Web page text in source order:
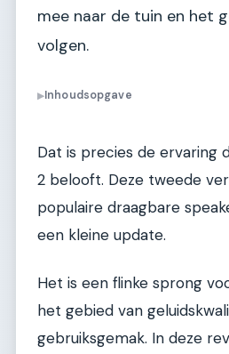
mee naar de tuin en het
volgen.
▶Inhoudsopgave
Dat is precies de ervaring
2 belooft. Deze tweede
populaire draagbare
een kleine update.
Het is een flinke sprong
het gebied van
gebruiksgemak. In deze